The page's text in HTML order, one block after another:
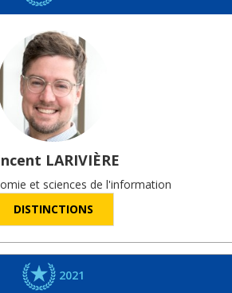
LARIVIÈRE
et sciences de l'information
DISTINCTIONS
2021